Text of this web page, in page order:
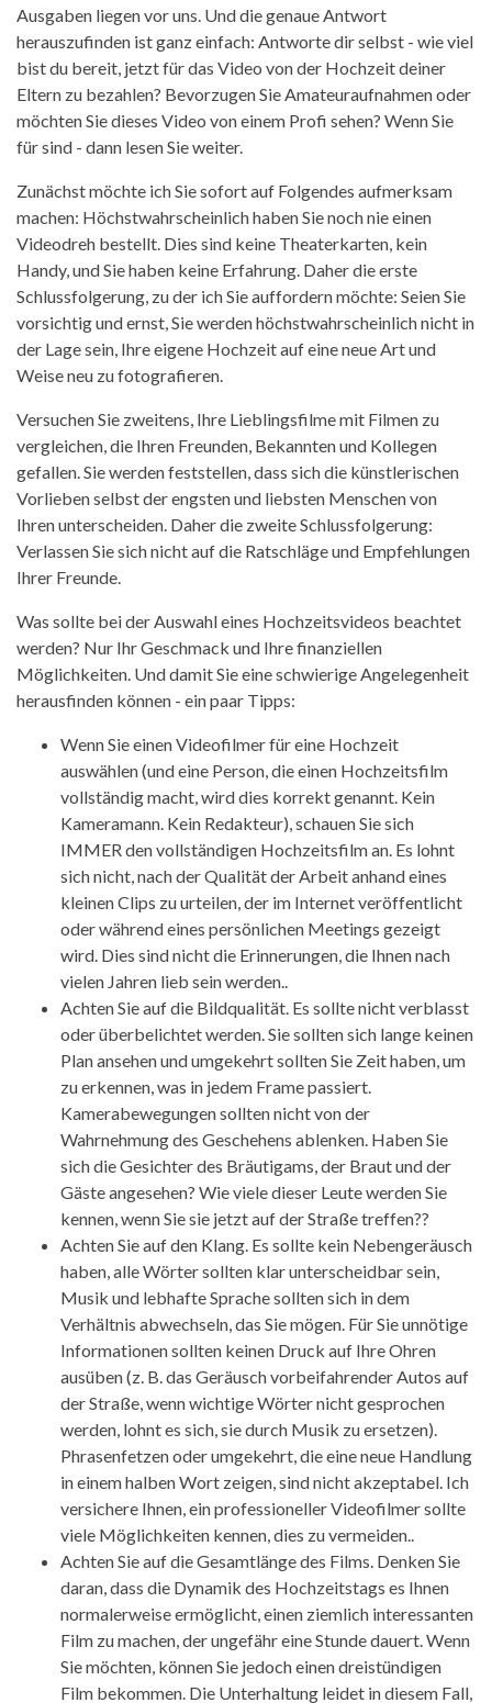
Ausgaben liegen vor uns. Und die genaue Antwort
herauszufinden ist ganz einfach: Antworte dir selbst - wie viel
bist du bereit, jetzt für das Video von der Hochzeit deiner
Eltern zu bezahlen? Bevorzugen Sie Amateuraufnahmen oder
möchten Sie dieses Video von einem Profi sehen? Wenn Sie
für sind - dann lesen Sie weiter.
Zunächst möchte ich Sie sofort auf Folgendes aufmerksam
machen: Höchstwahrscheinlich haben Sie noch nie einen
Videodreh bestellt. Dies sind keine Theaterkarten, kein
Handy, und Sie haben keine Erfahrung. Daher die erste
Schlussfolgerung, zu der ich Sie auffordern möchte: Seien Sie
vorsichtig und ernst, Sie werden höchstwahrscheinlich nicht in
der Lage sein, Ihre eigene Hochzeit auf eine neue Art und
Weise neu zu fotografieren.
Versuchen Sie zweitens, Ihre Lieblingsfilme mit Filmen zu
vergleichen, die Ihren Freunden, Bekannten und Kollegen
gefallen. Sie werden feststellen, dass sich die künstlerischen
Vorlieben selbst der engsten und liebsten Menschen von
Ihren unterscheiden. Daher die zweite Schlussfolgerung:
Verlassen Sie sich nicht auf die Ratschläge und Empfehlungen
Ihrer Freunde.
Was sollte bei der Auswahl eines Hochzeitsvideos beachtet
werden? Nur Ihr Geschmack und Ihre finanziellen
Möglichkeiten. Und damit Sie eine schwierige Angelegenheit
herausfinden können - ein paar Tipps:
Wenn Sie einen Videofilmer für eine Hochzeit
auswählen (und eine Person, die einen Hochzeitsfilm
vollständig macht, wird dies korrekt genannt. Kein
Kameramann. Kein Redakteur), schauen Sie sich
IMMER den vollständigen Hochzeitsfilm an. Es lohnt
sich nicht, nach der Qualität der Arbeit anhand eines
kleinen Clips zu urteilen, der im Internet veröffentlicht
oder während eines persönlichen Meetings gezeigt
wird. Dies sind nicht die Erinnerungen, die Ihnen nach
vielen Jahren lieb sein werden..
Achten Sie auf die Bildqualität. Es sollte nicht verblasst
oder überbelichtet werden. Sie sollten sich lange keinen
Plan ansehen und umgekehrt sollten Sie Zeit haben, um
zu erkennen, was in jedem Frame passiert.
Kamerabewegungen sollten nicht von der
Wahrnehmung des Geschehens ablenken. Haben Sie
sich die Gesichter des Bräutigams, der Braut und der
Gäste angesehen? Wie viele dieser Leute werden Sie
kennen, wenn Sie sie jetzt auf der Straße treffen??
Achten Sie auf den Klang. Es sollte kein Nebengeräusch
haben, alle Wörter sollten klar unterscheidbar sein,
Musik und lebhafte Sprache sollten sich in dem
Verhältnis abwechseln, das Sie mögen. Für Sie unnötige
Informationen sollten keinen Druck auf Ihre Ohren
ausüben (z. B. das Geräusch vorbeifahrender Autos auf
der Straße, wenn wichtige Wörter nicht gesprochen
werden, lohnt es sich, sie durch Musik zu ersetzen).
Phrasenfetzen oder umgekehrt, die eine neue Handlung
in einem halben Wort zeigen, sind nicht akzeptabel. Ich
versichere Ihnen, ein professioneller Videofilmer sollte
viele Möglichkeiten kennen, dies zu vermeiden..
Achten Sie auf die Gesamtlänge des Films. Denken Sie
daran, dass die Dynamik des Hochzeitstags es Ihnen
normalerweise ermöglicht, einen ziemlich interessanten
Film zu machen, der ungefähr eine Stunde dauert. Wenn
Sie möchten, können Sie jedoch einen dreistündigen
Film bekommen. Die Unterhaltung leidet in diesem Fall,